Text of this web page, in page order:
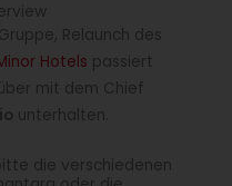
Relaunch des
Hotels passiert
mit dem Chief
unterhalten.
die verschiedenen